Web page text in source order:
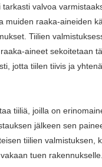
tarkasti valvoa
muiden raaka-aineiden
Tiilien
aineet sekoitetaan
jotta tiilen tiivis ja
tiiliä, joilla on
jälkeen sen
tiilien valmistuksen,
tuen rakennukselle.